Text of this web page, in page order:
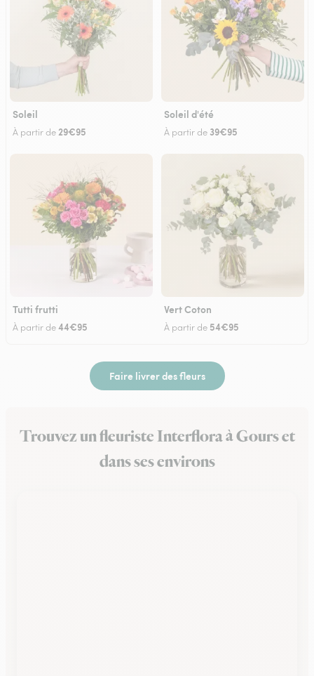
Soleil
À partir de29€95
Soleil d'été
À partir de 39€95
Tutti frutti
À partir de44€95
Vert Coton
À partir de 54€95
Faire livrer des fleurs
Trouvez un fleuriste Interflora à Gours et
dans ses environs